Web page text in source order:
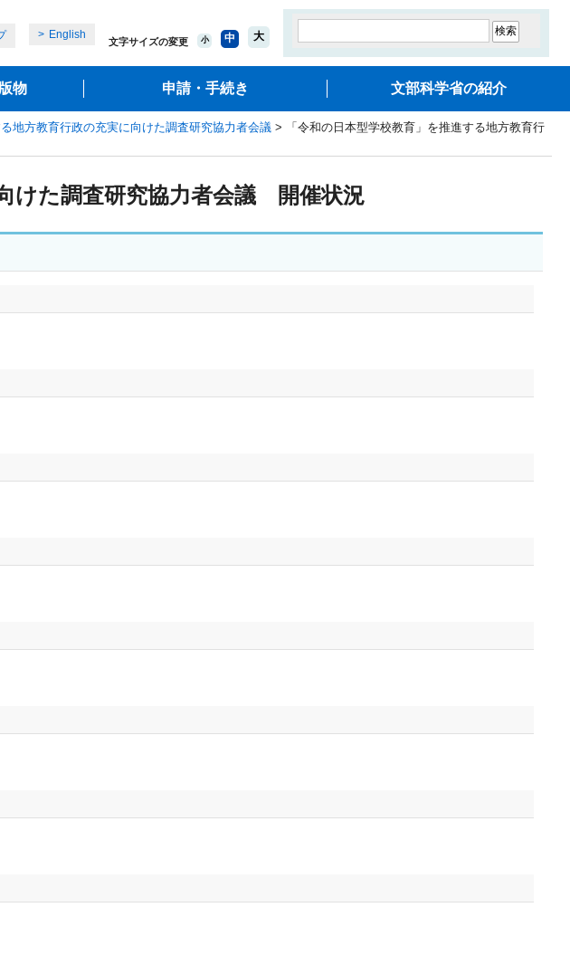
English
文字サイズの変更 小 中 大
物 申請・手続き 文部科学省の紹介
地方教育行政の充実に向けた調査研究協力者会議 > 「令和の日本型学校教育」を推進する地方教育行
けた調査研究協力者会議 開催状況